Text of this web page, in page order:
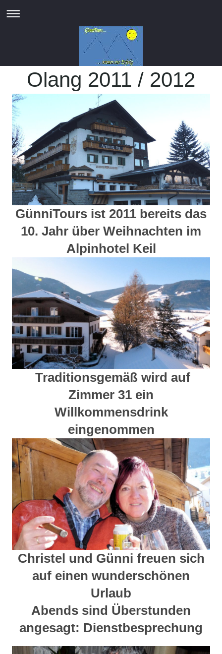
Olang 2011 / 2012
GünniTours ist 2011 bereits das
10. Jahr über Weihnachten im
Alpinhotel Keil
Traditionsgemäß wird auf
Zimmer 31 ein
Willkommensdrink
eingenommen
Christel und Günni freuen sich
auf einen wunderschönen
Urlaub
Abends sind Überstunden
angesagt: Dienstbesprechung